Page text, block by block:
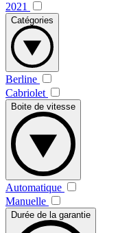
2021
Catégories
Berline
Cabriolet
Boite de vitesse
Automatique
Manuelle
Durée de la garantie